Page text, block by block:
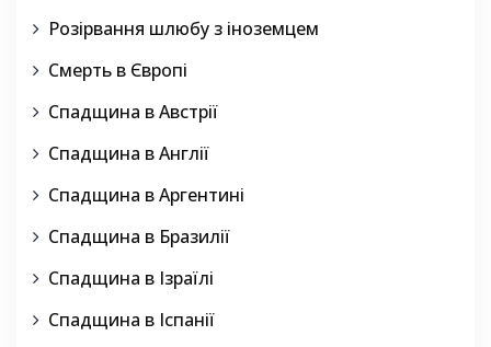
Розірвання шлюбу з іноземцем
Смерть в Європі
Спадщина в Австрії
Спадщина в Англії
Спадщина в Аргентині
Спадщина в Бразилії
Спадщина в Ізраїлі
Спадщина в Іспанії